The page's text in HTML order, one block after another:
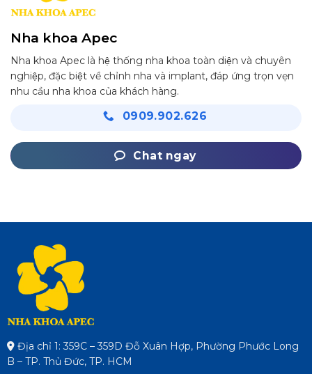
Nha khoa Apec
Nha khoa Apec là hệ thống nha khoa toàn diện và chuyên
nghiệp, đặc biệt về chỉnh nha và implant, đáp ứng trọn vẹn
nhu cầu nha khoa của khách hàng.
0909.902.626
Chat ngay
Địa chỉ 1: 359C – 359D Đỗ Xuân Hợp, Phường Phước Long
B – TP. Thủ Đức, TP. HCM